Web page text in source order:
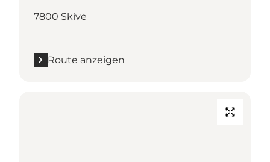
7800 Skive
Route anzeigen